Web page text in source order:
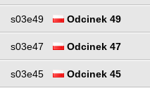
s03e49 Odcinek 49
s03e47 Odcinek 47
s03e45 Odcinek 45